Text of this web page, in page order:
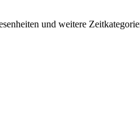
und weitere